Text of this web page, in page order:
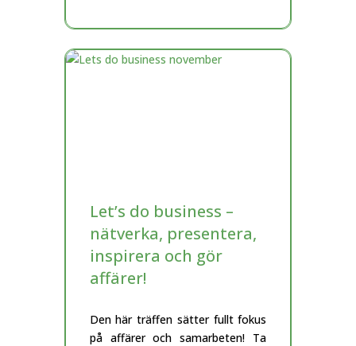
Let’s do business –
nätverka, presentera,
inspirera och gör
affärer!
Den här träffen sätter fullt fokus
på affärer och samarbeten! Ta